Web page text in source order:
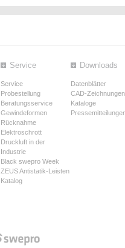
Service
Service
Probestellung
Beratungsservice
Gewindeformen
Rücknahme
Elektroschrott
Druckluft in der
Industrie
Black swepro Week
ZEUS Antistatik-Leisten
Katalog
Downloads
Datenblätter
CAD-Zeichnungen
Kataloge